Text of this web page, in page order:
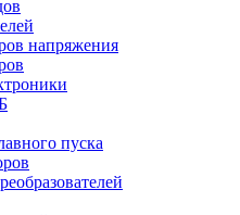
напряжения
пуска